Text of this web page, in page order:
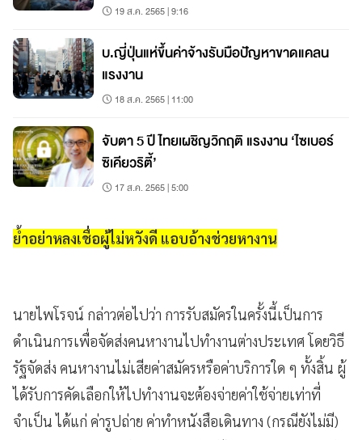
19 ส.ค. 2565 | 9:16
บ.ญี่ปุ่นแห่ขึ้นค่าจ้างรับมือปัญหาขาดแคลน
แรงงาน
18 ส.ค. 2565 | 11:00
จับตา 5 ปี ไทยเผชิญวิกฤติ แรงงาน ‘ไซเบอร์
ซิเคียวริตี้’
17 ส.ค. 2565 | 5:00
ย้ำอย่าหลงเชื่อผู้ไม่หวังดี แอบอ้างช่วยหางาน
นายไพโรจน์ กล่าวต่อไปว่า การรับสมัครในครั้งนี้เป็นการ
ดำเนินการเพื่อจัดส่งคนหางานไปทำงานต่างประเทศ โดยวิธี
รัฐจัดส่ง คนหางานไม่เสียค่าสมัครหรือค่าบริการใด ๆ ทั้งสิ้น ผู้
ได้รับการคัดเลือกให้ไปทำงานจะต้องจ่ายค่าใช้จ่ายเท่าที่
จำเป็น ได้แก่ ค่ารูปถ่าย ค่าทำหนังสือเดินทาง (กรณียังไม่มี)